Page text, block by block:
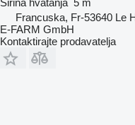
Francuska, Fr-53640 Le
E-FARM GmbH
Kontaktirajte prodavatelja